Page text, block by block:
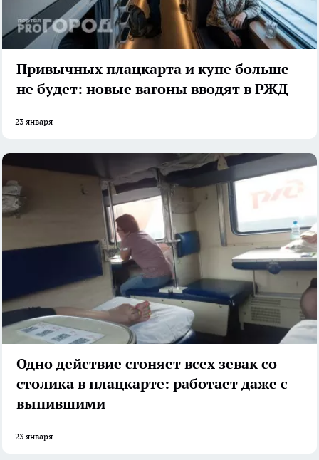
Привычных плацкарта и купе больше
не будет: новые вагоны вводят в РЖД
23 января
Одно действие сгоняет всех зевак со
столика в плацкарте: работает даже с
выпившими
23 января